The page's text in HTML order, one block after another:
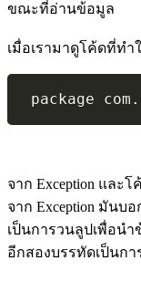
ขณะที่อ่านข้อมูล
เมื่อเรามาดูโค้ดที่ทำ
จาก Exception และโ
จาก Exception มันบ
เป็นการวนลูปเพื่อน
อีกสองบรรทัดเป็นกา